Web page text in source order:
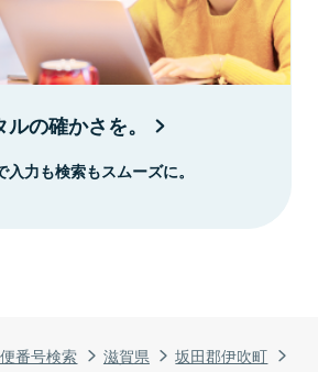
番号検索 滋賀県
坂田郡伊吹町
の確かさを。
力も検索もスムーズに。